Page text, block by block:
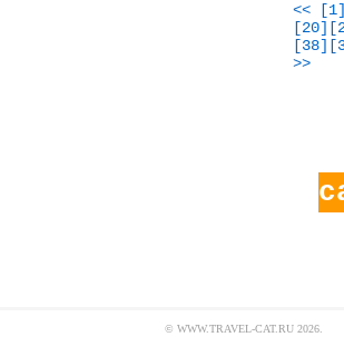
<<
[20]
[38]
>>
© WWW.TRAVEL-CAT.RU 2026.